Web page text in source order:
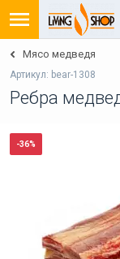
Мясо медведя
Артикул: bear-1308
Ребра
-36%